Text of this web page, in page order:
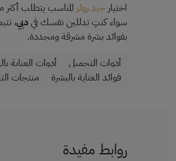
اختيارجيد رولر المناسب يتطلب أكثر
سواء كنتِ تدللين نفسك فيدبي،
بفوائد بشرة مشرقة ومجددة.
أدوات التجميل
أدوات العناية
فوائد العناية بالبشرة
منتجات
روابط مفيدة